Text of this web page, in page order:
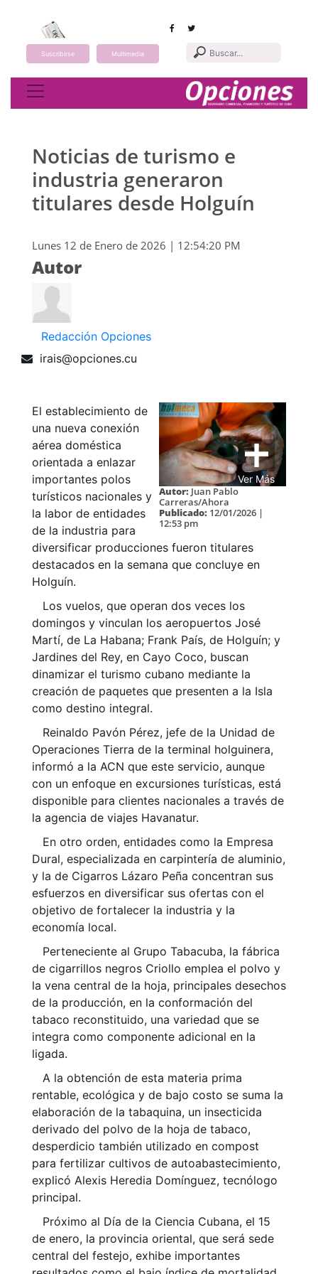
Suscribirse Multimedia
Toggle navigation
Noticias de turismo e
industria generaron
titulares desde Holguín
Lunes 12 de Enero de 2026 | 12:54:20 PM
Autor
Redacción Opciones
irais@opciones.cu
Ver Más
Autor: Juan Pablo
Carreras/Ahora
Publicado: 12/01/2026 |
12:53 pm
El establecimiento de
una nueva conexión
aérea doméstica
orientada a enlazar
importantes polos
turísticos nacionales y
la labor de entidades
de la industria para
diversificar producciones fueron titulares
destacados en la semana que concluye en
Holguín.
Los vuelos, que operan dos veces los
domingos y vinculan los aeropuertos José
Martí, de La Habana; Frank País, de Holguín; y
Jardines del Rey, en Cayo Coco, buscan
dinamizar el turismo cubano mediante la
creación de paquetes que presenten a la Isla
como destino integral.
Reinaldo Pavón Pérez, jefe de la Unidad de
Operaciones Tierra de la terminal holguinera,
informó a la ACN que este servicio, aunque
con un enfoque en excursiones turísticas, está
disponible para clientes nacionales a través de
la agencia de viajes Havanatur.
En otro orden, entidades como la Empresa
Dural, especializada en carpintería de aluminio,
y la de Cigarros Lázaro Peña concentran sus
esfuerzos en diversificar sus ofertas con el
objetivo de fortalecer la industria y la
economía local.
Perteneciente al Grupo Tabacuba, la fábrica
de cigarrillos negros Criollo emplea el polvo y
la vena central de la hoja, principales desechos
de la producción, en la conformación del
tabaco reconstituido, una variedad que se
integra como componente adicional en la
ligada.
A la obtención de esta materia prima
rentable, ecológica y de bajo costo se suma la
elaboración de la tabaquina, un insecticida
derivado del polvo de la hoja de tabaco,
desperdicio también utilizado en compost
para fertilizar cultivos de autoabastecimiento,
explicó Alexis Heredia Domínguez, tecnólogo
principal.
Próximo al Día de la Ciencia Cubana, el 15
de enero, la provincia oriental, que será sede
central del festejo, exhibe importantes